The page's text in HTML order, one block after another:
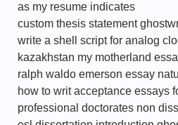
as my resume indicates
custom thesis statement
write a shell script for analog
kazakhstan my motherland
ralph waldo emerson essay
how to writ acceptance essays
professional doctorates non